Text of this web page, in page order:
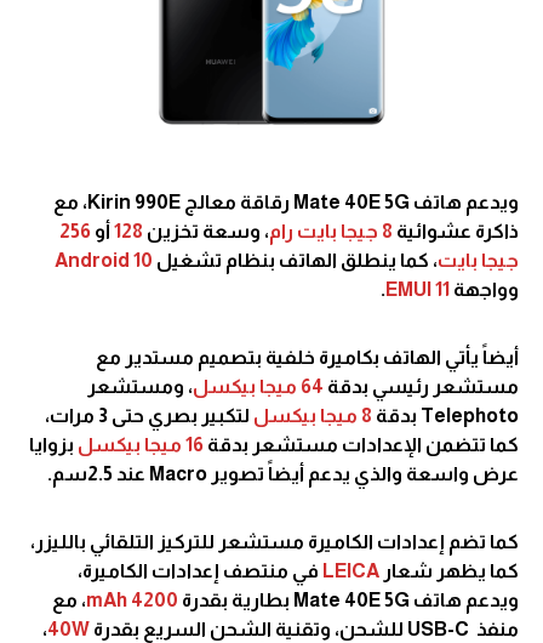
ويدعم هاتف Mate 40E 5G رقاقة معالج Kirin 990E، مع
ذاكرة عشوائية 8 جيجا بايت رام ، وسعة تخزين 128 أو 256
جيجا بايت، كما ينطلق الهاتف بنظام تشغيل Android 10
وواجهة EMUI 11
.
أيضاً يأتي الهاتف بكاميرة خلفية بتصميم مستدير مع
مستشعر رئيسي بدقة 64 ميجا بيكسل
، ومستشعر
Telephoto بدقة
8 ميجا بيكسل
لتكبير بصري حتى 3 مرات،
كما تتضمن الإعدادات مستشعر بدقة
بزوايا
عرض واسعة والذي يدعم أيضاً تصوير Macro عند 2.5سم.
كما تضم إعدادات الكاميرة مستشعر للتركيز التلقائي بالليزر،
كما يظهر شعار
في منتصف إعدادات الكاميرة،
ويدعم هاتف Mate 40E 5G بطارية بقدرة
4200 mAh
، مع
منفذ USB-C للشحن، وتقنية الشحن السريع بقدرة
40W،